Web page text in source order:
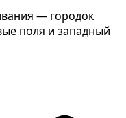
— городок
поля и западный